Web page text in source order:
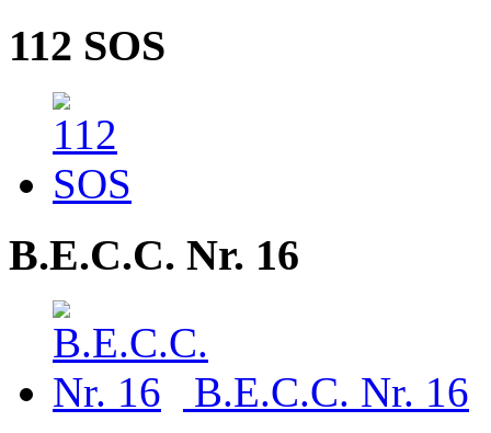
112 SOS
B.E.C.C. Nr. 16
B.E.C.C. Nr. 16